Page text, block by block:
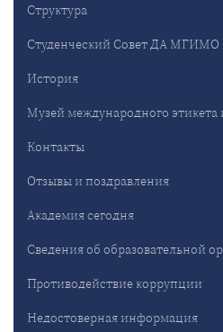
Структура
Студенческий Совет ДА
История
Музей международного этикета
Контакты
Отзывы и поздравления
Академия сегодня
Сведения об образовательной
Противодействие коррупции
Недостоверная информация